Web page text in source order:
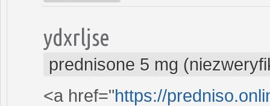
ydxrljse
prednisone 5 mg
<a href="https://